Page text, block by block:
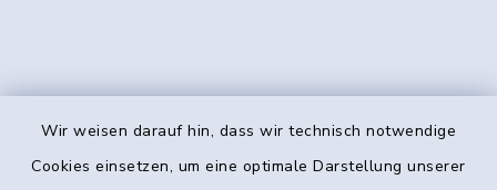
Wir weisen darauf hin, dass wir technisch notwendige
Cookies einsetzen, um eine optimale Darstellung unserer
Kontakt